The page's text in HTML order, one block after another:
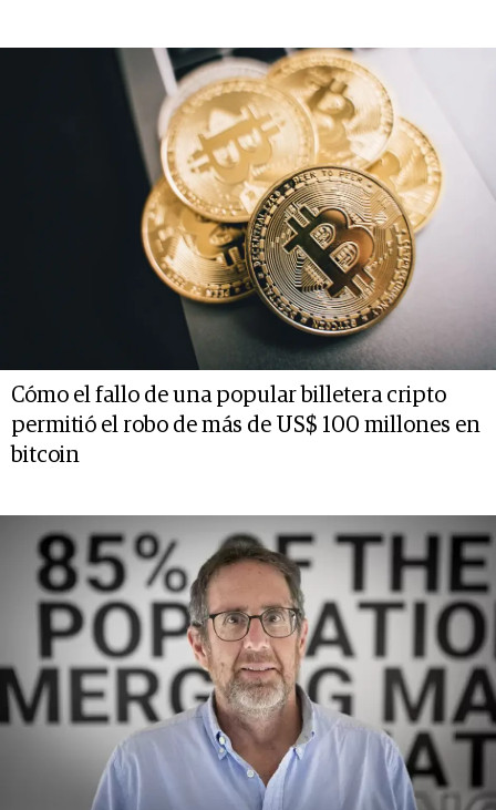
Cómo el fallo de una popular billetera cripto
permitió el robo de más de US$ 100 millones en
bitcoin